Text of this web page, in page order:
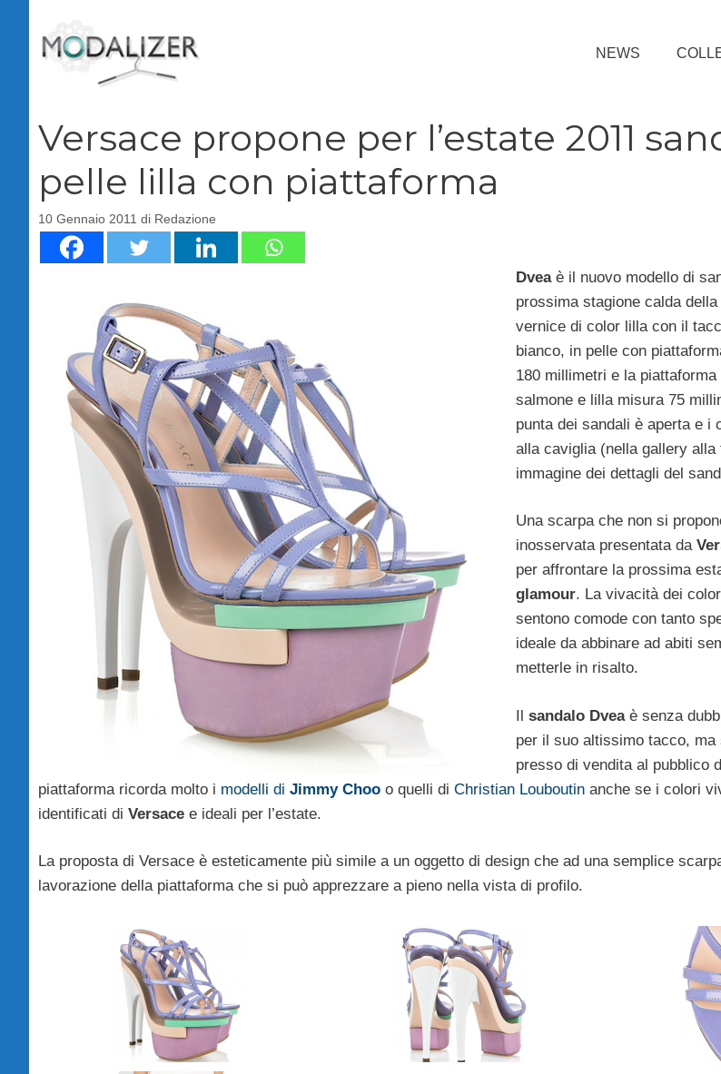
contenuto
NEWS
Versace propone per l’estate 2011
pelle lilla con piattaforma
10 Gennaio 2011 di Redazione
Dveaè il nuovo modello di
prossima stagione calda della
vernice di color lilla con il
bianco, in pelle con
180 millimetri e la
salmone e lilla misura 75
punta dei sandali è aperta e i
alla caviglia (nella gallery alla
immagine dei dettagli del
Una scarpa che non si
inosservata presentata da
per affrontare la prossima
glamour. La vivacità dei
sentono comode con tanto
ideale da abbinare ad abiti
metterle in risalto.
Il sandalo Dveaè senza
per il suo altissimo tacco,
presso di vendita al pubblico
piattaforma ricorda molto i modelli di Jimmy Choo o quelli di Christian Louboutin anche se i colori
identificati di Versace e ideali per l’estate.
La proposta di Versace è esteticamente più simile a un oggetto di design che ad una semplice
lavorazione della piattaforma che si può apprezzare a pieno nella vista di profilo.